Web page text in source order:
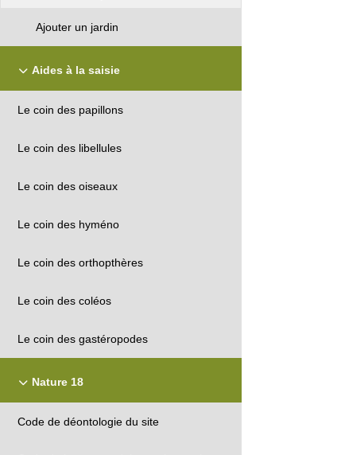
Ajouter un jardin
Aides à la saisie
Le coin des papillons
Le coin des libellules
Le coin des oiseaux
Le coin des hyméno
Le coin des orthopthères
Le coin des coléos
Le coin des gastéropodes
Nature 18
Code de déontologie du site